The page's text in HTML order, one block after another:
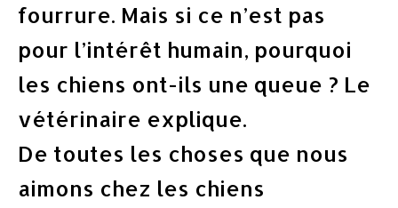
fourrure. Mais si ce n’est pas
pour l’intérêt humain, pourquoi
les chiens ont-ils une queue ? Le
vétérinaire explique.
De toutes les choses que nous
aimons chez les chiens